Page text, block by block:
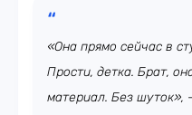
«Она прямо сейчас в
Прости, детка. Брат,
материал. Без шуток»,